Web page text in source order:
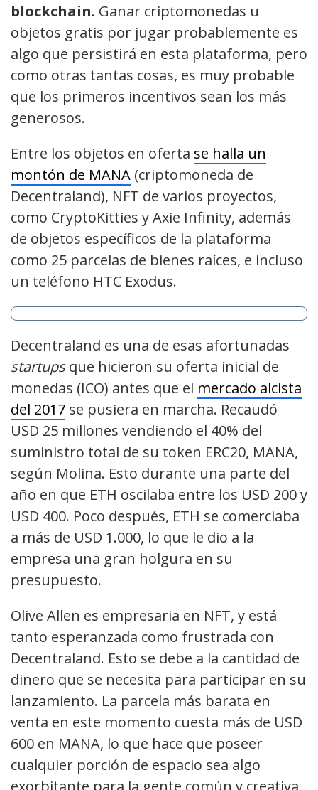
blockchain. Ganar criptomonedas u
objetos gratis por jugar probablemente es
algo que persistirá en esta plataforma, pero
como otras tantas cosas, es muy probable
que los primeros incentivos sean los más
generosos.
Entre los objetos en oferta se halla un
montón de MANA (criptomoneda de
Decentraland), NFT de varios proyectos,
como CryptoKitties y Axie Infinity, además
de objetos específicos de la plataforma
como 25 parcelas de bienes raíces, e incluso
un teléfono HTC Exodus.
Decentraland es una de esas afortunadas
startupsque hicieron su oferta inicial de
monedas (ICO) antes que el mercado alcista
del 2017 se pusiera en marcha. Recaudó
USD 25 millones vendiendo el 40% del
suministro total de su token ERC20, MANA,
según Molina. Esto durante una parte del
año en que ETH oscilaba entre los USD 200 y
USD 400. Poco después, ETH se comerciaba
a más de USD 1.000, lo que le dio a la
empresa una gran holgura en su
presupuesto.
Olive Allen es empresaria en NFT, y está
tanto esperanzada como frustrada con
Decentraland. Esto se debe a la cantidad de
dinero que se necesita para participar en su
lanzamiento. La parcela más barata en
venta en este momento cuesta más de USD
600 en MANA, lo que hace que poseer
cualquier porción de espacio sea algo